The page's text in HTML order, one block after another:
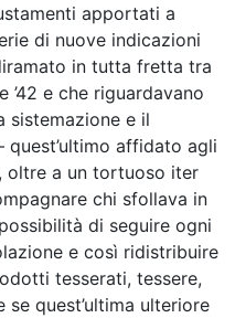
apportati a
di nuove indicazioni
in tutta fretta tra
’42 e che riguardavano
sistemazione e il
affidato agli
oltre a un tortuoso iter
chi sfollava in
di seguire ogni
e così ridistribuire
tesserati, tessere,
quest’ultima ulteriore